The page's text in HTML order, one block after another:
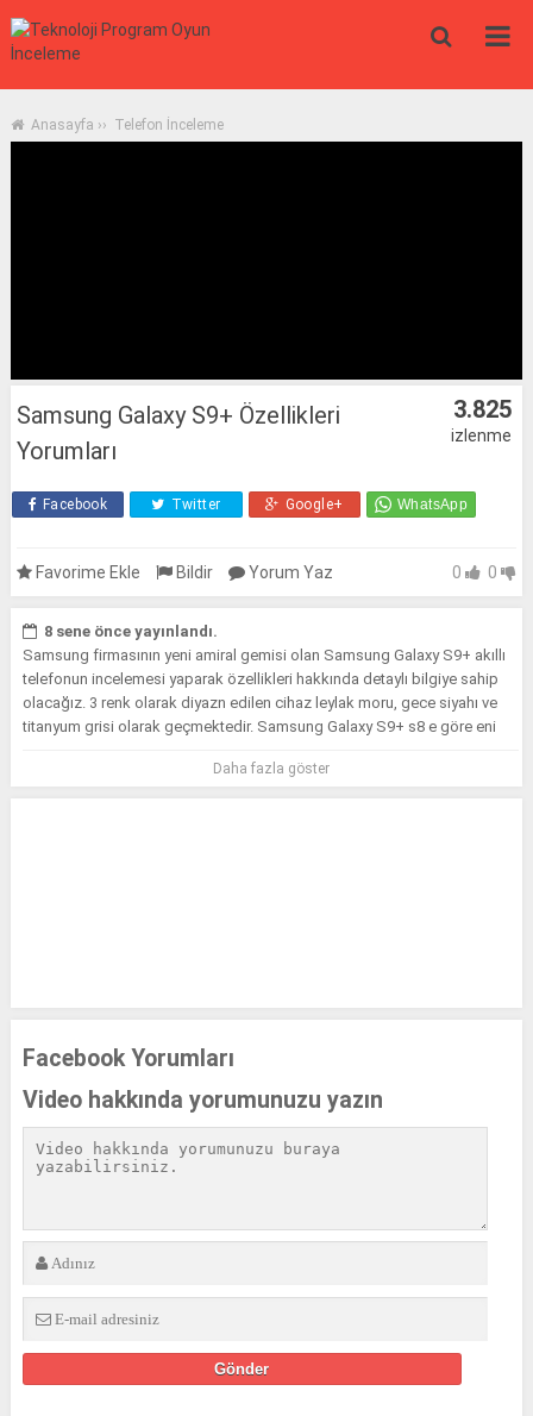
Anasayfa ›› Telefon İnceleme
Samsung Galaxy S9+ Özellikleri
Yorumları
3.825
izlenme
Facebook Twitter Google+
Favorime Ekle Bildir Yorum Yaz 0 0
8 sene önce yayınlandı.
Samsung firmasının yeni amiral gemisi olan Samsung Galaxy S9+ akıllı
telefonun incelemesi yaparak özellikleri hakkında detaylı bilgiye sahip
olacağız. 3 renk olarak diyazn edilen cihaz leylak moru, gece siyahı ve
titanyum grisi olarak geçmektedir. Samsung Galaxy S9+ s8 e göre eni
videoyu izleyerek öğrenebilirsiniz.Daha fazla göster
Facebook Yorumları
Video hakkında yorumunuzu yazın